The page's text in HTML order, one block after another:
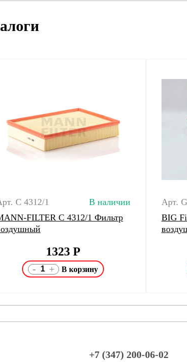
C 4312/1
В наличии
FILTER C 4312/1 Фильтр
1323 Р
- +
Арт.
BIG
+7 (347) 200-06-02